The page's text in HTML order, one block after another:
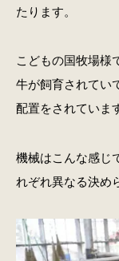
たります。
こどもの国牧場様
牛が飼育されてい
配置をされていま
機械はこんな感じ
れぞれ異なる決め